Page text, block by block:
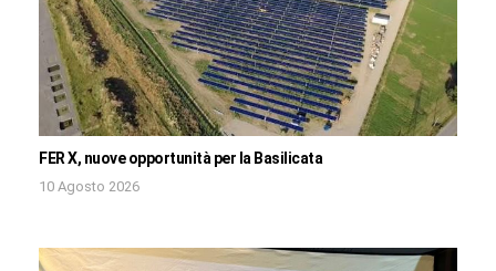
FER X, nuove opportunità per la Basilicata
10 Agosto 2026